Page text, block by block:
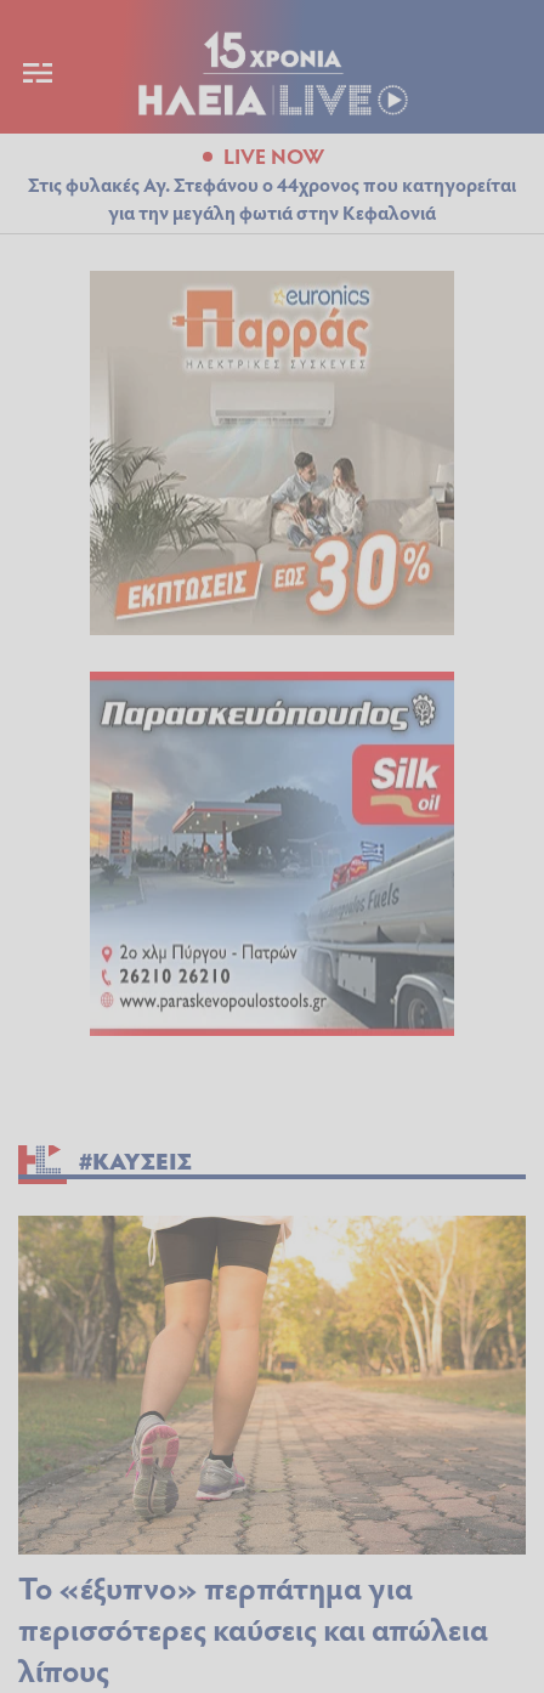
LIVE NOW
Στις φυλακές Αγ. Στεφάνου ο 44χρονος που κατηγορείται
για την μεγάλη φωτιά στην Κεφαλονιά
#ΚΑΥΣΕΙΣ
Το «έξυπνο» περπάτημα για
περισσότερες καύσεις και απώλεια
λίπους